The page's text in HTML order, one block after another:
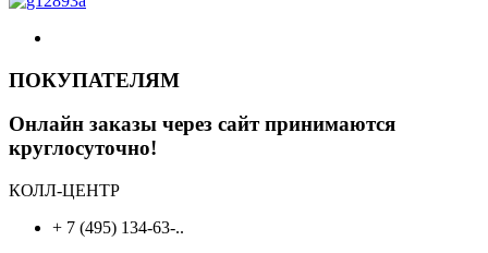
ПОКУПАТЕЛЯМ
Онлайн заказы через сайт принимаются
круглосуточно!
КОЛЛ-ЦЕНТР
+ 7 (495) 134-63-..